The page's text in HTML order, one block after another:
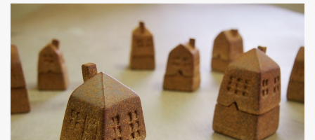
オブジェ類
生徒作品